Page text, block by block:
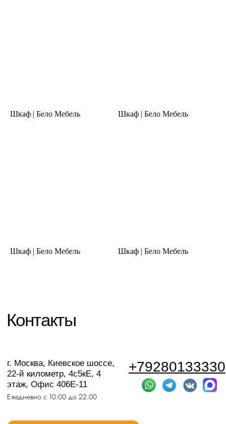
Шкаф | Бело Мебель Шкаф | Бело Мебель
Шкаф | Бело Мебель Шкаф | Бело Мебель